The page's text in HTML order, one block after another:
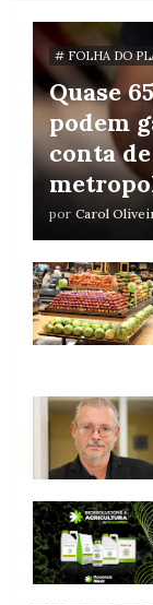
# FOLHA DO
Quase
podem
conta
por Carol